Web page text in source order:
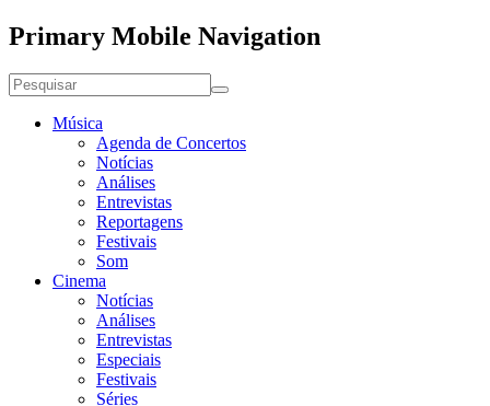
Primary Mobile Navigation
Música
Agenda de Concertos
Notícias
Análises
Entrevistas
Reportagens
Festivais
Som
Cinema
Notícias
Análises
Entrevistas
Especiais
Festivais
Séries